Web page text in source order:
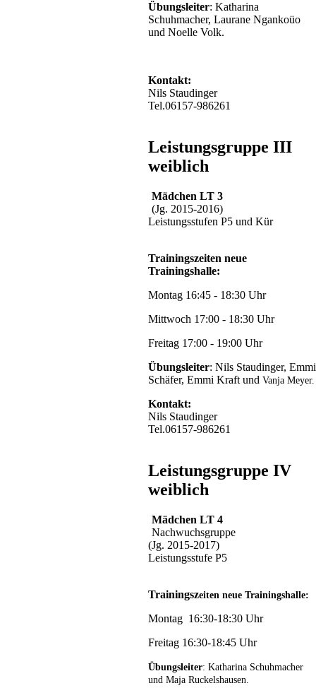
Übungsleiter: Katharina
Schuhmacher, Laurane Ngankoüo
und Noelle Volk.
Kontakt:
Nils Staudinger
Tel.06157-986261
Leistungsgruppe III
weiblich
Mädchen LT 3
(Jg. 2015-2016)
Leistungsstufen P5 und Kür
Trainingszeiten neue
Trainingshalle:
Montag 16:45 - 18:30 Uhr
Mittwoch 17:00 - 18:30 Uhr
Freitag 17:00 - 19:00 Uhr
Übungsleiter: Nils Staudinger, Emmi
Schäfer, Emmi Kraft und Vanja Meyer.
Kontakt:
Nils Staudinger
Tel.06157-986261
Leistungsgruppe IV
weiblich
Mädchen LT 4
Nachwuchsgruppe
(Jg. 2015-2017)
Leistungsstufe P5
Trainingszeiten neue Trainingshalle:
Montag 16:30-18:30 Uhr
Freitag 16:30-18:45 Uhr
Übungsleiter: Katharina Schuhmacher
und Maja Ruckelshausen.